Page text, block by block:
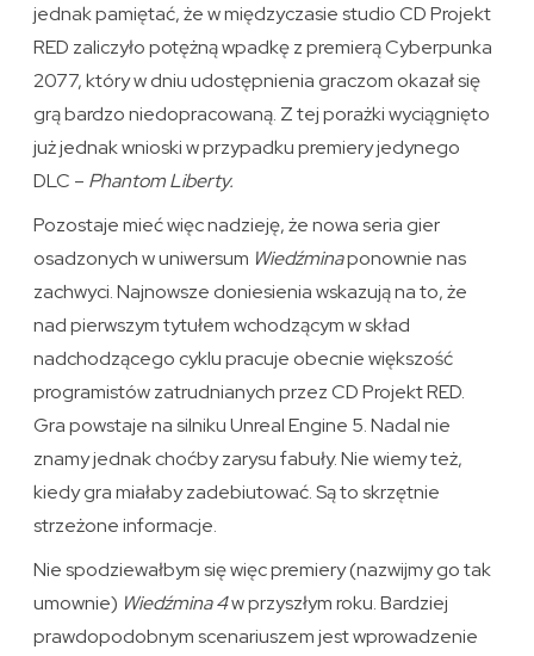
jednak pamiętać, że w międzyczasie studio CD Projekt
RED zaliczyło potężną wpadkę z premierą Cyberpunka
2077, który w dniu udostępnienia graczom okazał się
grą bardzo niedopracowaną. Z tej porażki wyciągnięto
już jednak wnioski w przypadku premiery jedynego
DLC – Phantom Liberty.
Pozostaje mieć więc nadzieję, że nowa seria gier
osadzonych w uniwersum Wiedźminaponownie nas
zachwyci. Najnowsze doniesienia wskazują na to, że
nad pierwszym tytułem wchodzącym w skład
nadchodzącego cyklu pracuje obecnie większość
programistów zatrudnianych przez CD Projekt RED.
Gra powstaje na silniku Unreal Engine 5. Nadal nie
znamy jednak choćby zarysu fabuły. Nie wiemy też,
kiedy gra miałaby zadebiutować. Są to skrzętnie
strzeżone informacje.
Nie spodziewałbym się więc premiery (nazwijmy go tak
umownie) Wiedźmina 4w przyszłym roku. Bardziej
prawdopodobnym scenariuszem jest wprowadzenie